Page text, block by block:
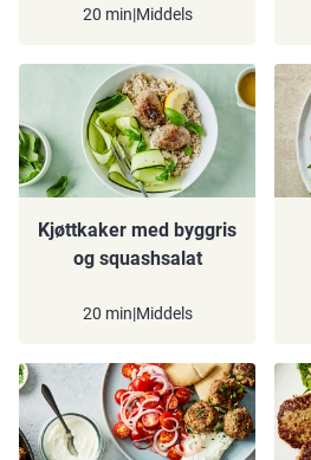
20 min|Middels
Kjøttkaker med byggris
og squashsalat
20 min|Middels